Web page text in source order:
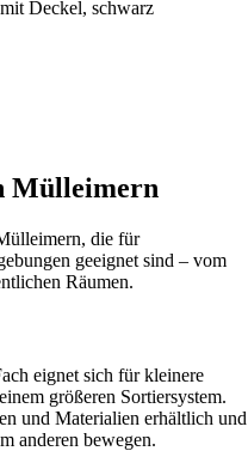
Deckel, schwarz
Mülleimern
die für
geeignet sind – vom
Räumen.
eignet sich für kleinere
größeren Sortiersystem.
und Materialien erhältlich und
anderen bewegen.